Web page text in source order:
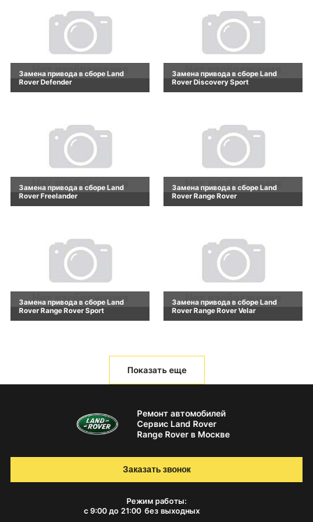
Замена привода в сборе Land
Rover Defender
Замена привода в сборе Land
Rover Discovery Sport
Замена привода в сборе Land
Rover Freelander
Замена привода в сборе Land
Rover Range Rover
Замена привода в сборе Land
Rover Range Rover Sport
Замена привода в сборе Land
Rover Range Rover Velar
Показать еще
Ремонт автомобилей
Сервис Land Rover
Range Rover в Москве
Режим работы:
с 9:00 до 21:00 без выходных
Заказать звонок